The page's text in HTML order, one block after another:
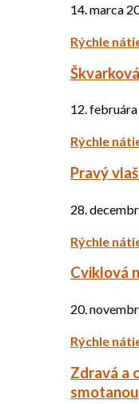
14. marca
Rýchle
12.
Rýchle
Pravý
28.
Rýchle
Cviklová
20.
Rýchle
Zdravá a
smotanou